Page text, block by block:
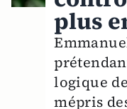
plus
logique
mépris